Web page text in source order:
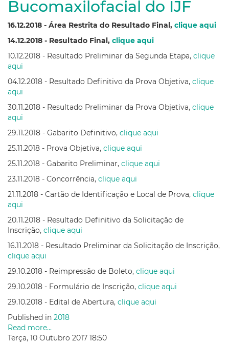
Bucomaxilofacial do IJF
16.12.2018 - Área Restrita do Resultado Final, clique aqui
14.12.2018 - Resultado Final, clique aqui
10.12.2018 - Resultado Preliminar da Segunda Etapa, clique
aqui
04.12.2018 - Resultado Definitivo da Prova Objetiva, clique
aqui
30.11.2018 - Resultado Preliminar da Prova Objetiva, clique
aqui
29.11.2018 - Gabarito Definitivo, clique aqui
25.11.2018 - Prova Objetiva, clique aqui
25.11.2018 - Gabarito Preliminar, clique aqui
23.11.2018 - Concorrência, clique aqui
21.11.2018 - Cartão de Identificação e Local de Prova, clique
aqui
20.11.2018 - Resultado Definitivo da Solicitação de
Inscrição, clique aqui
16.11.2018 - Resultado Preliminar da Solicitação de Inscrição,
clique aqui
29.10.2018 - Reimpressão de Boleto, clique aqui
29.10.2018 - Formulário de Inscrição, clique aqui
29.10.2018 - Edital de Abertura, clique aqui
Published in 2018
Read more...
Terça, 10 Outubro 2017 18:50